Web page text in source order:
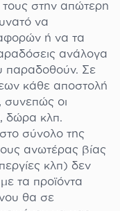
στην απώτερη
να
ή να τα
ανάλογα
παραδοθούν. Σε
κάθε αποστολή
συνεπώς οι
δώρα κλπ.
σύνολο της
ανωτέρας βίας
κλπ) δεν
τα προϊόντα
θα σε